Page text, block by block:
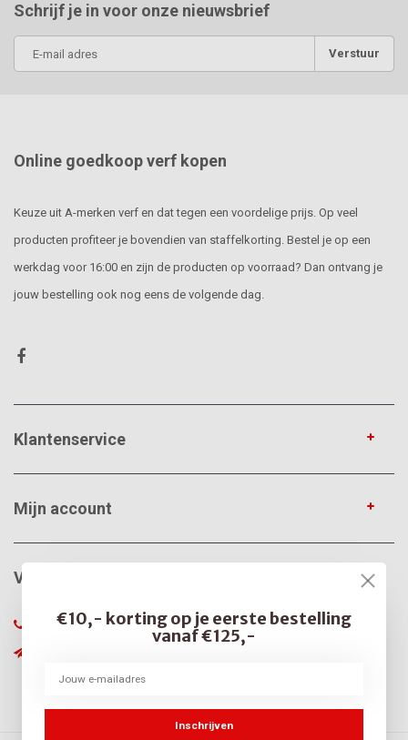
Schrijf je in voor onze nieuwsbrief
Verstuur
Online goedkoop verf kopen
Keuze uit A-merken verf en dat tegen een voordelige prijs. Op veel
producten profiteer je bovendien van staffelkorting. Bestel je op een
werkdag voor 16:00 en zijn de producten op voorraad? Dan ontvang je
jouw bestelling ook nog eens de volgende dag.
Klantenservice
Mijn account
VerfonlineXL
085-0666375
€10,- korting op je eerste bestelling
vanaf €125,-
Inschrijven